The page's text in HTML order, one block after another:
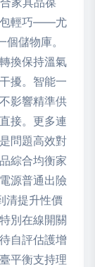
包輕巧——尤
儲物庫。
換保持溫氣
擾。智能一
影響精準供
接。更多連
問題高效對
綜合均衡家
源普通出險
清提升性價
別在線開關
自評估護增
平衡支持理